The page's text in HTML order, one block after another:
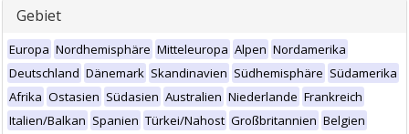
Gebiet
Europa Nordhemisphäre Mitteleuropa Alpen Nordamerika
Deutschland Dänemark Skandinavien Südhemisphäre Südamerika
Afrika Ostasien Südasien Australien Niederlande Frankreich
Italien/Balkan Spanien Türkei/Nahost Großbritannien Belgien